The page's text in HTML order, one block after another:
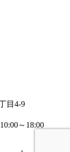
目4-9
～18:00